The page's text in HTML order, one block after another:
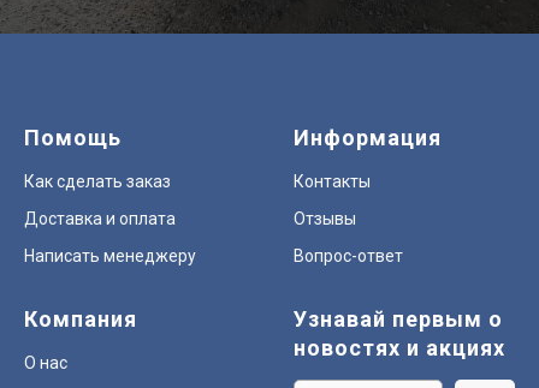
Помощь
Как сделать заказ
Доставка и оплата
Написать менеджеру
Информация
Контакты
Отзывы
Вопрос-ответ
Компания
О нас
Узнавай первым о
новостях и акциях